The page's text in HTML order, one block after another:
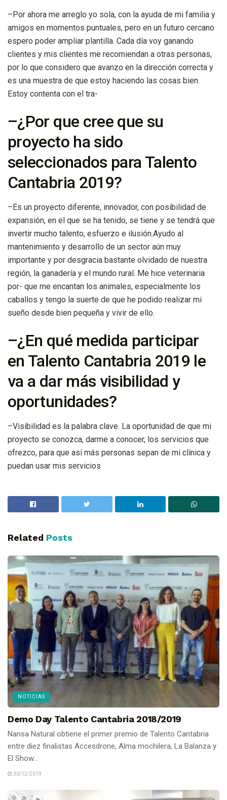
–Por ahora me arreglo yo sola, con la ayuda de mi familia y
amigos en momentos puntuales, pero en un futuro cercano
espero poder ampliar plantilla. Cada día voy ganando
clientes y mis clientes me recomiendan a otras personas,
por lo que considero que avanzo en la dirección correcta y
es una muestra de que estoy haciendo las cosas bien.
Estoy contenta con el tra-
–¿Por que cree que su
proyecto ha sido
seleccionados para Talento
Cantabria 2019?
–Es un proyecto diferente, innovador, con posibilidad de
expansión, en el que se ha tenido, se tiene y se tendrá que
invertir mucho talento, esfuerzo e ilusión.Ayudo al
mantenimiento y desarrollo de un sector aún muy
importante y por desgracia bastante olvidado de nuestra
región, la ganadería y el mundo rural. Me hice veterinaria
por- que me encantan los animales, especialmente los
caballos y tengo la suerte de que he podido realizar mi
sueño desde bien pequeña y vivir de ello.
–¿En qué medida participar
en Talento Cantabria 2019 le
va a dar más visibilidad y
oportunidades?
–Visibilidad es la palabra clave. La oportunidad de que mi
proyecto se conozca, darme a conocer, los servicios que
ofrezco, para que así más personas sepan de mi clínica y
puedan usar mis servicios
Related Posts
NOTICIAS
Demo Day Talento Cantabria 2018/2019
Nansa Natural obtiene el primer premio de Talento Cantabria
entre diez finalistas Accesdrone, Alma mochilera, La Balanza y
El Show...
30/12/2019